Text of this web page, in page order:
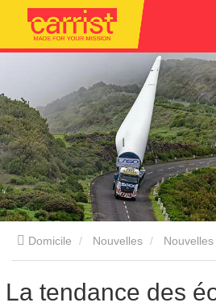
Domicile Nouvelles Nouvelles
tendance des éoliennes à grande
La tendance des